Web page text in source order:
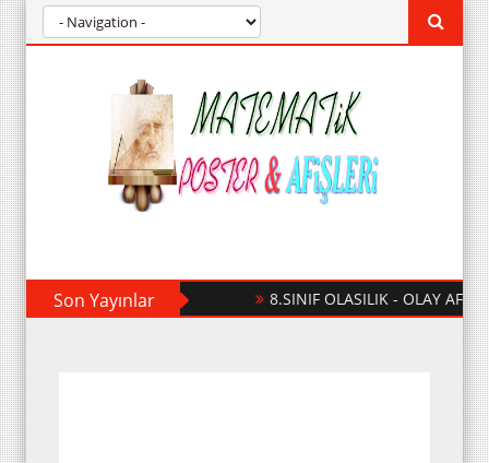
Son Yayınlar 8.SINIF OLASILIK - OLAY AFİŞİ